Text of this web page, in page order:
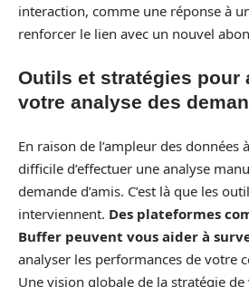
interaction, comme une réponse à
renforcer le lien avec un nouvel
Outils et stratégies pour
votre analyse des
En raison de l’ampleur des données
difficile d’effectuer une analyse
demande d’amis. C’est là que les
interviennent. Des plateformes
Buffer peuvent vous aider à
analyser les performances de votre
Une vision globale de la stratégie